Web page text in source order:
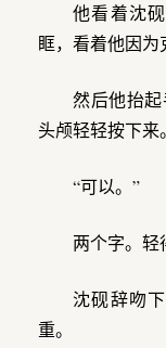
他看着沈
眶，看着他因为
然后他抬
头颅轻轻按下来。
“可以。”
两个字。轻
沈砚辞吻
重。